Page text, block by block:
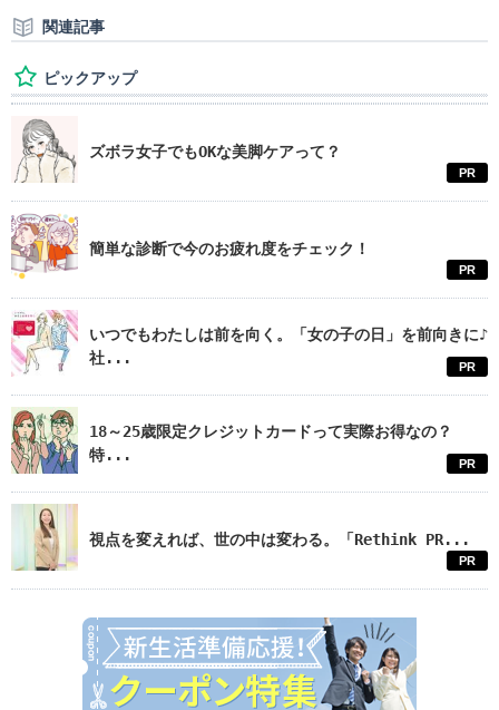
関連記事
ピックアップ
ズボラ女子でもOKな美脚ケアって？
PR
簡単な診断で今のお疲れ度をチェック！
PR
いつでもわたしは前を向く。「女の子の日」を前向きに♪
社...
PR
18～25歳限定クレジットカードって実際お得なの？
特...
PR
視点を変えれば、世の中は変わる。「Rethink PR...
PR